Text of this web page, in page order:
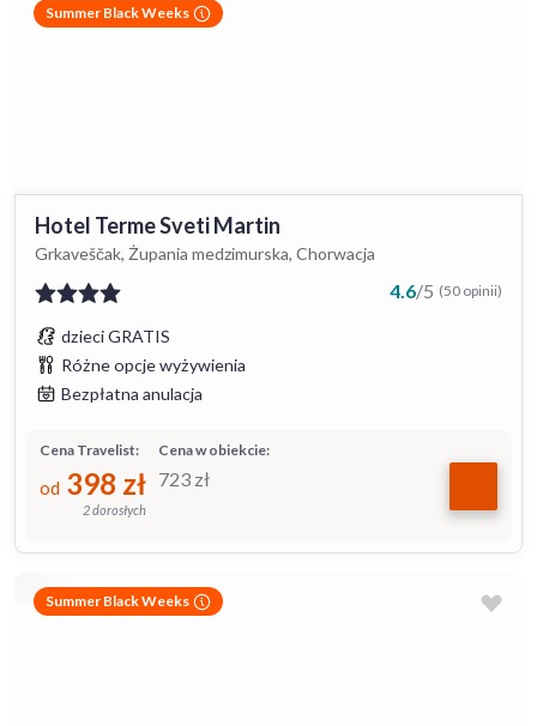
Summer Black Weeks
Hotel Terme Sveti Martin
Grkaveščak, Żupania medzimurska, Chorwacja
4.6/5 (50 opinii)
dzieci GRATIS
Różne opcje wyżywienia
Bezpłatna anulacja
Cena w obiekcie:
723 zł
Cena Travelist:
od 398 zł
2 dorosłych
Summer Black Weeks